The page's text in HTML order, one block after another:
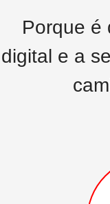
Porque é
digital e a